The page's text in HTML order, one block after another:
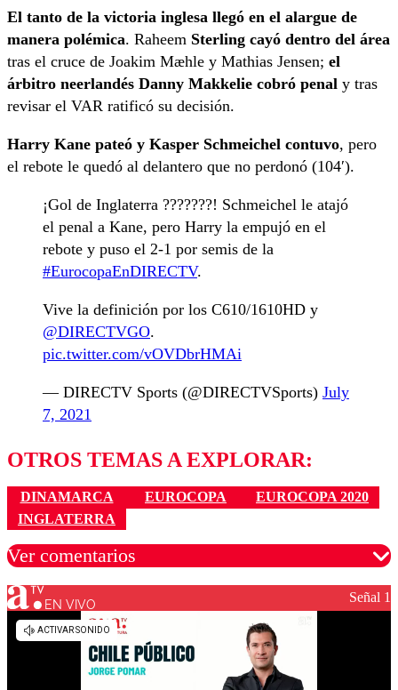
El tanto de la victoria inglesa llegó en el alargue de
manera polémica. Raheem Sterling cayó dentro del área
tras el cruce de Joakim Mæhle y Mathias Jensen; el
árbitro neerlandés Danny Makkelie cobró penal y tras
revisar el VAR ratificó su decisión.
Harry Kane pateó y Kasper Schmeichel contuvo, pero
el rebote le quedó al delantero que no perdonó (104′).
¡Gol de Inglaterra ???????! Schmeichel le atajó
el penal a Kane, pero Harry la empujó en el
rebote y puso el 2-1 por semis de la
#EurocopaEnDIRECTV.
Vive la definición por los C610/1610HD y
@DIRECTVGO.
pic.twitter.com/vOVDbrHMAi
— DIRECTV Sports (@DIRECTVSports) July
7, 2021
OTROS TEMAS A EXPLORAR:
DINAMARCA EUROCOPA
EUROCOPA 2020
INGLATERRA
Ver comentarios
Los comentarios son moderados para garantizar un
diálogo respetuoso.
EN VIVO Señal 1